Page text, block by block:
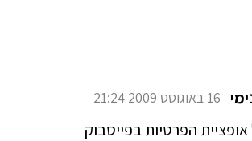
16 באוגוסט 2009 21:24
הפרטיות בפייסבוק